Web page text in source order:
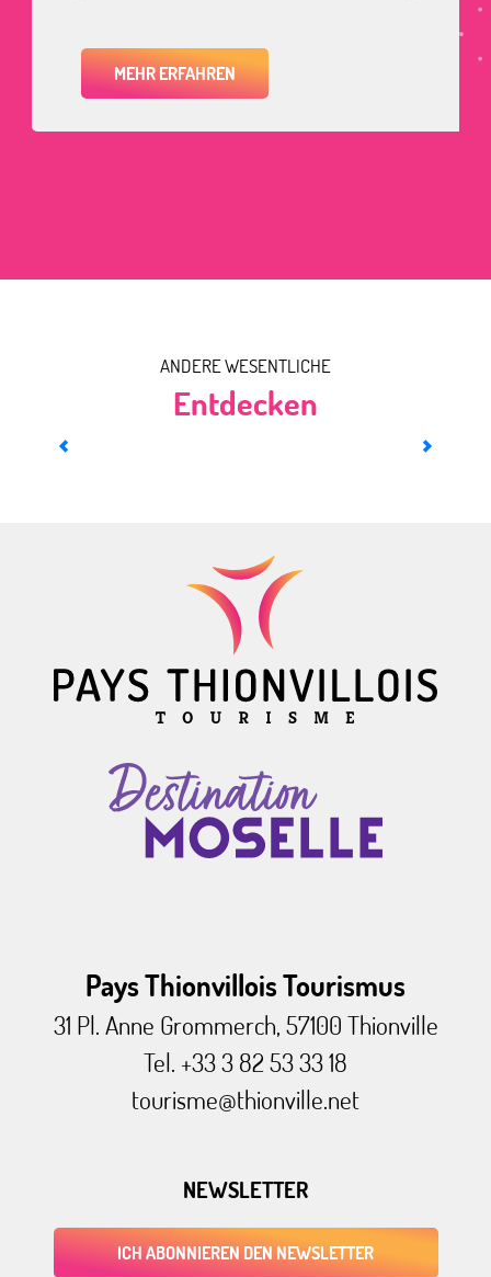
MEHR ERFAHREN
ANDERE WESENTLICHE
Entdecken
Pays Thionvillois Tourismus
31 Pl. Anne Grommerch, 57100 Thionville
Tel. +33 3 82 53 33 18
tourisme@thionville.net
NEWSLETTER
ICH ABONNIEREN DEN NEWSLETTER